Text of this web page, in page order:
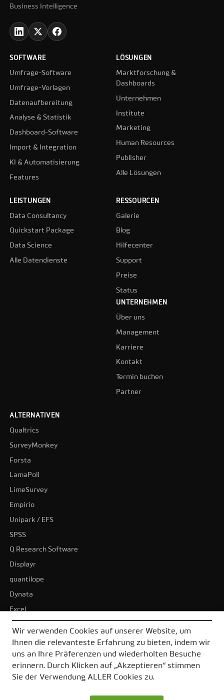
Business Intelligence
SOFTWARE
Umfrage-Software
Umfrage-Vorlagen
Datenaufbereitung
Analyse & Statistik
Dashboard-Software
Import & Integration
KI & Automatisierung
Features
LÖSUNGEN
Marktforschung &
Dashboards
Unternehmen
Institute
Marketing
Human Resources
Publisher
Alle Lösungen
LEISTUNGEN
Data Consultancy
Quickstart Package
Data Science
Alle Datendienste
RESSOURCEN
Galerie
Blog
Hilfecenter
Support
Preise
Status
UNTERNEHMEN
Über uns
Management
Karriere
Kontakt
Termin buchen
Partner
ALTERNATIVEN
Qualtrics
SurveyMonkey
Forsta
LamaPoll
LimeSurvey
Empirio
Unipark / EFS
SPSS
Q Research Software
Displayr
quantilope
Dynata
Excel
Tableau
Power BI
Alle Alternativen
Wir verwenden Cookies auf unserer Website, um
Ihnen die relevanteste Erfahrung zu bieten, indem wir
uns an Ihre Präferenzen und wiederholten Besuche
erinnern. Durch Klicken auf „Akzeptieren“ stimmen
Sie der Verwendung ALLER Cookies zu.